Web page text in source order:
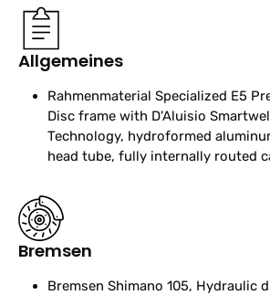
Allgemeines
Rahmenmaterial Specialized E5
Disc frame with D'Aluisio
Technology, hydroformed
head tube, fully internally routed
Bremsen
Bremsen Shimano 105, Hydraulic